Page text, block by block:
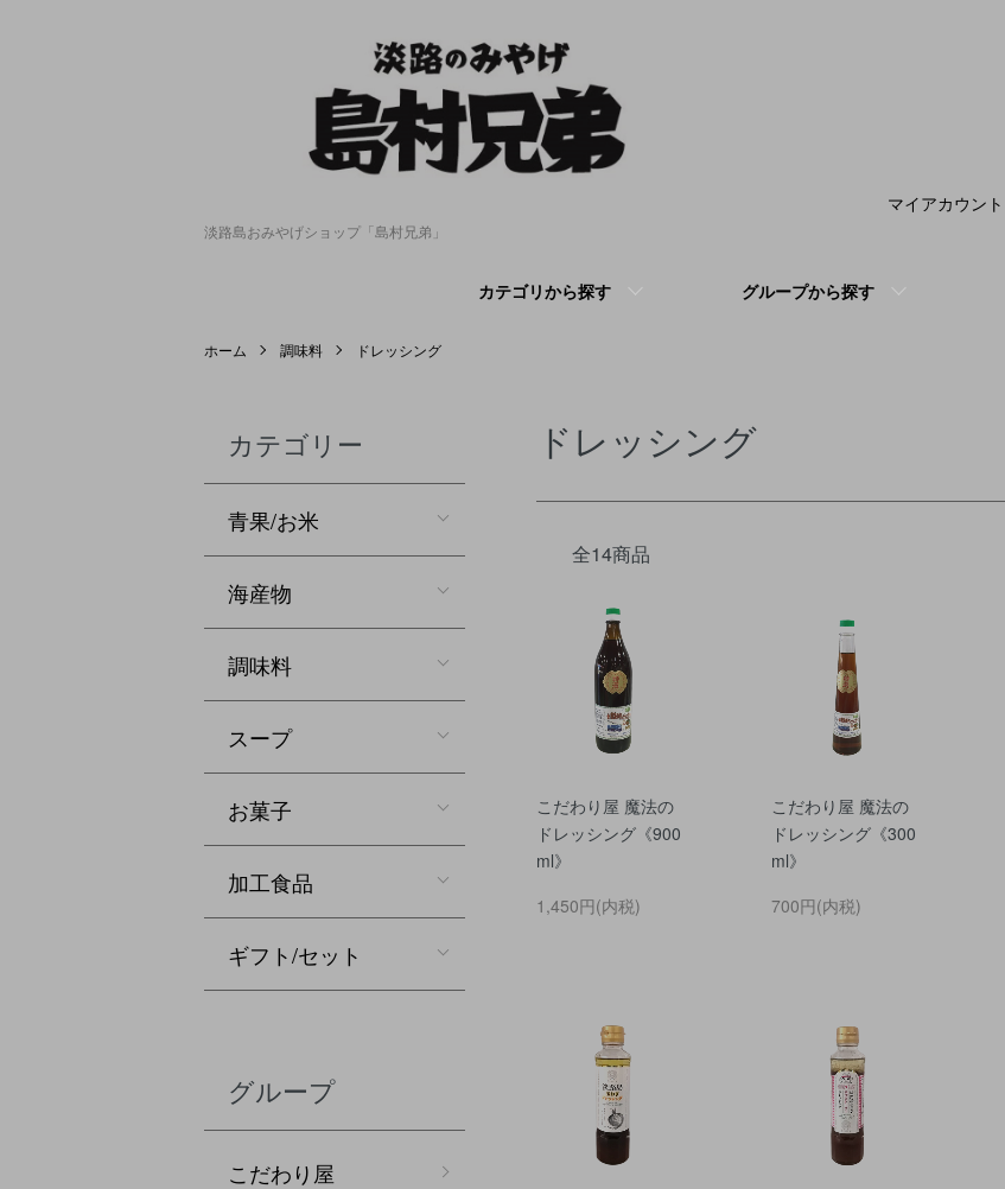
淡路島おみやげショップ「島村兄弟」
カテゴリから探す グループから探す
マイアカウント
ホーム 調味料 ドレッシング
ドレッシング
全14商品
こだわり屋 魔法の
ドレッシング《900
ml》
1,450円(内税)
こだわり屋 魔法の
ドレッシング《300
ml》
700円(内税)
カテゴリー
青果/お米
海産物
調味料
スープ
お菓子
加工食品
ギフト/セット
グループ
こだわり屋